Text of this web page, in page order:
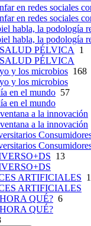
en redes sociales
en redes sociales
habla, la podología
habla, la podología
PÉLVICA
1
PÉLVICA
y los microbios 168
y los microbios
en el mundo 57
en el mundo
a la innovación
a la innovación
13
ARTIFICIALES
ARTIFICIALES
QUÉ? 6
QUÉ?